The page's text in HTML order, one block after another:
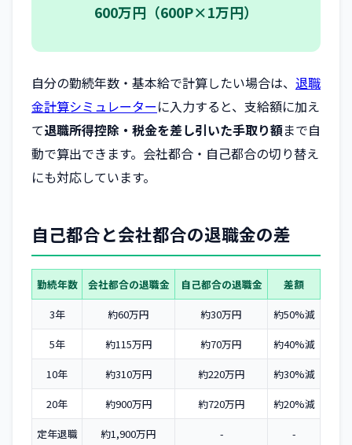
600万円（600P×1万円）
自分の勤続年数・基本給で計算したい場合は、 退職
金計算シミュレーターに入力すると、支給額に加え
て退職所得控除・税金を差し引いた手取り額まで自
動で算出できます。会社都合・自己都合の切り替え
にも対応しています。
自己都合と会社都合の退職金の差
勤続年数 会社都合の退職金 自己都合の退職金
差額
3年
約60万円 約30万円
約50%減
5年
約115万円 約70万円
約40%減
10年
約310万円 約220万円
約30%減
20年
約900万円 約720万円
約20%減
定年退職
約1,900万円 - -